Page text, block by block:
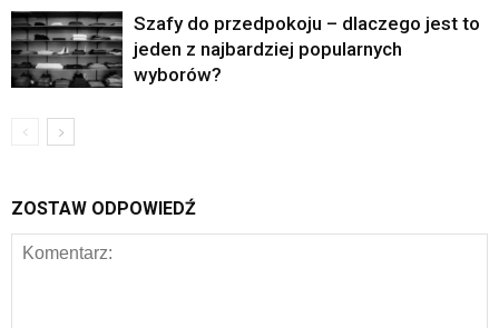
Szafy do przedpokoju – dlaczego jest to
jeden z najbardziej popularnych
wyborów?
ZOSTAW ODPOWIEDŹ